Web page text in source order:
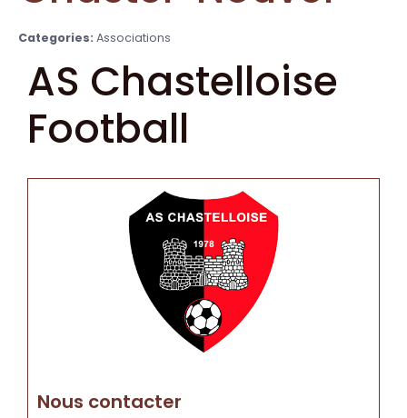
Categories: Associations
AS Chastelloise
Football
Nous contacter